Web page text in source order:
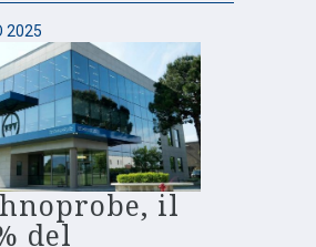
2025
il
del